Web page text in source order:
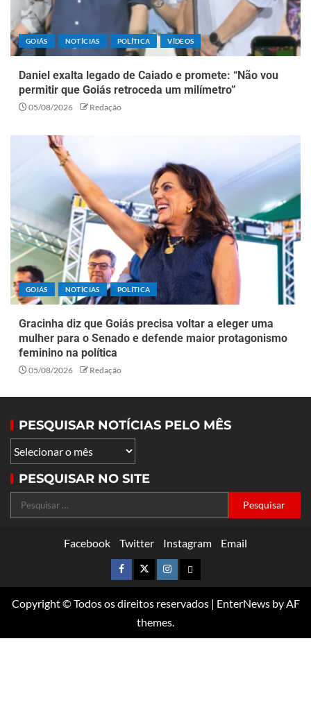
GOIÁS NOTÍCIAS POLÍTICA VÍDEOS
Daniel exalta legado de Caiado e promete: “Não vou
permitir que Goiás retroceda um milímetro”
05/08/2026 Redação
GOIÁS NOTÍCIAS POLÍTICA
Gracinha diz que Goiás precisa voltar a eleger uma
mulher para o Senado e defende maior protagonismo
feminino na política
05/08/2026 Redação
PESQUISAR NOTÍCIAS PELO MÊS
PESQUISAR NO SITE
Facebook Twitter Instagram Email
Copyright © Todos os direitos reservados | EnterNewsby AF
themes.